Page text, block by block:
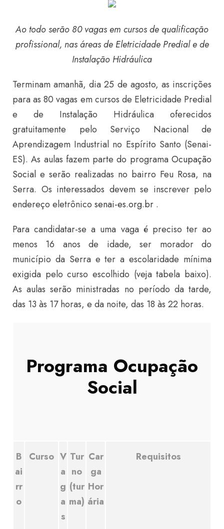
Ao todo serão 80 vagas em cursos de qualificação
profissional, nas áreas de Eletricidade Predial e de
Instalação Hidráulica
Terminam amanhã, dia 25 de agosto, as inscrições
para as 80 vagas em cursos de Eletricidade Predial
e de Instalação Hidráulica oferecidos
gratuitamente pelo Serviço Nacional de
Aprendizagem Industrial no Espírito Santo (Senai-
ES). As aulas fazem parte do programa Ocupação
Social e serão realizadas no bairro Feu Rosa, na
Serra. Os interessados devem se inscrever pelo
endereço eletrônico senai-es.org.br .
Para candidatar-se a uma vaga é preciso ter ao
menos 16 anos de idade, ser morador do
município da Serra e ter a escolaridade mínima
exigida pelo curso escolhido (veja tabela baixo).
As aulas serão ministradas no período da tarde,
das 13 às 17 horas, e da noite, das 18 às 22 horas.
Programa Ocupação
Social
B
ai
rr
o
Curso V
a
g
a
s
Tur
no
(tur
ma)
Car
ga
Hor
ária
Requisitos